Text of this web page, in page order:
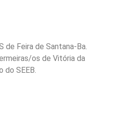
de Feira de Santana-Ba.
os de Vitória da
SEEB.